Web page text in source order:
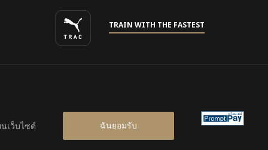
TRAIN WITH THE FASTEST